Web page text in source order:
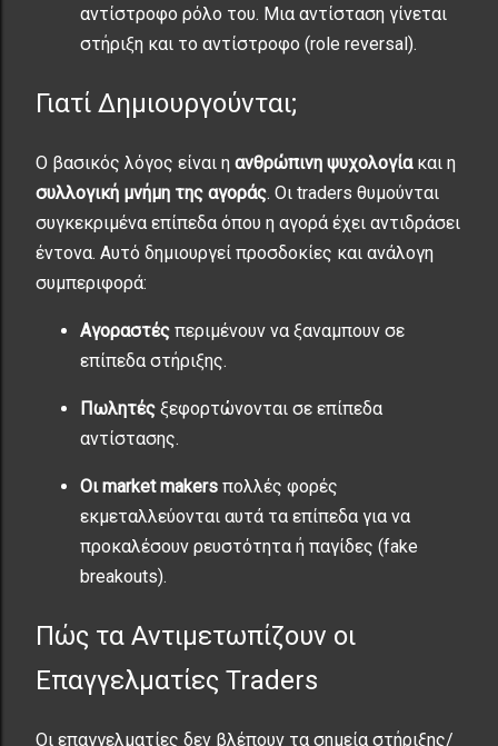
αντίστροφο ρόλο του. Μια αντίσταση γίνεται
στήριξη και το αντίστροφο (role reversal).
Γιατί Δημιουργούνται;
Ο βασικός λόγος είναι η ανθρώπινη ψυχολογίακαι η
συλλογική μνήμη της αγοράς. Οι traders θυμούνται
συγκεκριμένα επίπεδα όπου η αγορά έχει αντιδράσει
έντονα. Αυτό δημιουργεί προσδοκίες και ανάλογη
συμπεριφορά:
Αγοραστές περιμένουν να ξαναμπουν σε
επίπεδα στήριξης.
Πωλητές ξεφορτώνονται σε επίπεδα
αντίστασης.
Οι market makers πολλές φορές
εκμεταλλεύονται αυτά τα επίπεδα για να
προκαλέσουν ρευστότητα ή παγίδες (fake
breakouts).
Πώς τα Αντιμετωπίζουν οι
Επαγγελματίες Traders
Οι επαγγελματίες δεν βλέπουν τα σημεία στήριξης/